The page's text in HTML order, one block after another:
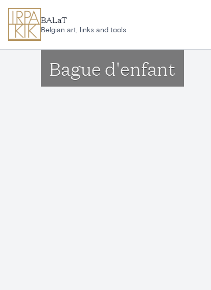
BALaT
Belgian art, links and tools
Bague d'enfant